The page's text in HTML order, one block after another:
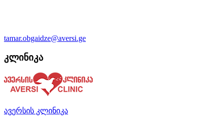
tamar.obgaidze@aversi.ge
კლინიკა
ავერსის კლინიკა